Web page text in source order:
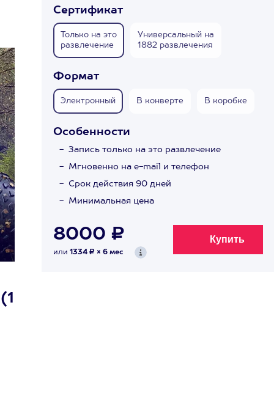
Сертификат
Только на это
развлечение
Универсальный на
1882 развлечения
Формат
Электронный В конверте В коробке
Особенности
Запись только на это развлечение
Мгновенно на e-mail и телефон
Срок действия 90 дней
Минимальная цена
8000 ₽
или 1334 ₽ × 6 мес